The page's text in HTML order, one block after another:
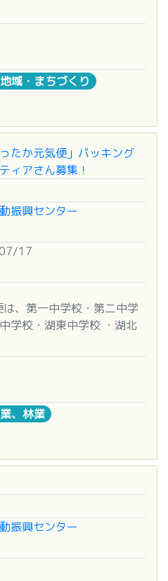
ティア（７月２５日、２６
よう！（７月２７日）
ア参加証明書をお渡ししま
です。
問い合わせください。
センター
０３－１
４００
地域・まちづくり
たか元気便」パッキング
ィアさん募集！
振興センター
17
、第一中学校・第二中学
学校・湖東中学校 ・湖北
南中学校・東出雲中学校・
校・城北小学校 ・中央小
小学校・忌部小学校・乃木
馬小学校・ 意東小学校・
・竹矢小学校・川津小学
学校・ 内中原小学校・揖
の就学援助世帯652世帯へ
。
ッキング日程を下記の通り
なさまのご協力をお願いい
については行わない予定で
になれば、大変申し訳あり
、林業
振興センター